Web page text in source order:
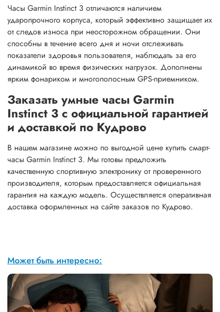
Часы Garmin Instinct 3 отличаются наличием
ударопрочного корпуса, который эффективно защищает их
от следов износа при неосторожном обращении. Они
способны в течение всего дня и ночи отслеживать
показатели здоровья пользователя, наблюдать за его
динамикой во время физических нагрузок. Дополнены
ярким фонариком и многополосным GPS-приемником.
Заказать умные часы Garmin
Instinct 3 с официальной гарантией
и доставкой по Кудрово
В нашем магазине можно по выгодной цене купить смарт-
часы Garmin Instinct 3. Мы готовы предложить
качественную спортивную электронику от проверенного
производителя, которым предоставляется официальная
гарантия на каждую модель. Осуществляется оперативная
доставка оформленных на сайте заказов по Кудрово.
Может быть интересно: